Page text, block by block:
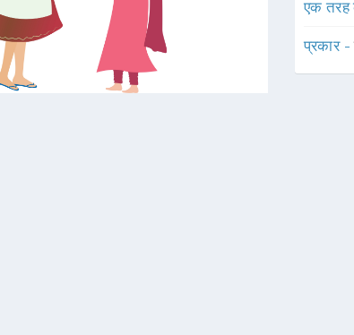
एक तरह
प्रकार -